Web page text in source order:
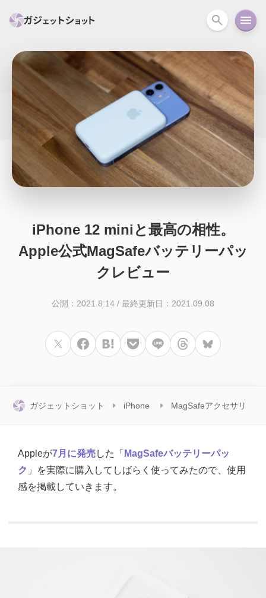
すべて PC関連 カメラ ウェアラ
セール情報 スマートホーム アクションカメラ カメラ
iPhone iPad Mac Android コラム
ガイド ニュース オーディオ 周辺機器
iPhone 12 miniと最高の相性。
Apple公式MagSafeバッテリーパッ
クレビュー
公開：2021.8.14 / 最終更新日：2021.09.08
ガジェットショット iPhone MagSafeアクセサリ
Appleが7月に発売した「 MagSafeバッテリーパッ
ク 」を実際に購入してしばらく使ってみたので、使用
感を掲載していきます。